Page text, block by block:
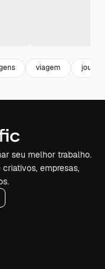
viagem
seu melhor trabalho.
empresas,